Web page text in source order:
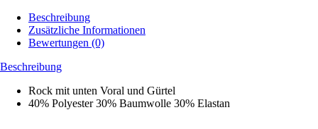
Beschreibung
Zusätzliche Informationen
Bewertungen (0)
Beschreibung
Rock mit unten Voral und Gürtel
40% Polyester 30% Baumwolle 30% Elastan